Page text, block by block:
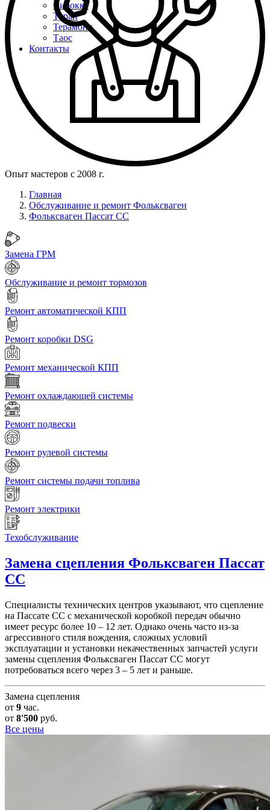
Сирокко
Туран
Терамонт
Таос
Контакты
Опыт мастеров с 2008 г.
Главная
Обслуживание и ремонт Фольксваген
Фольксваген Пассат СС
Замена ГРМ
Обслуживание и ремонт тормозов
Ремонт автоматической КПП
Ремонт коробки DSG
Ремонт механической КПП
Ремонт охлаждающей системы
Ремонт подвески
Ремонт рулевой системы
Ремонт системы подачи топлива
Ремонт электрики
Техобслуживание
Замена сцепления Фольксваген Пассат
СС
Специалисты технических центров указывают, что сцепление
на Пассате СС с механической коробкой передач обычно
имеет ресурс более 10 – 12 лет. Однако очень часто из-за
агрессивного стиля вождения, сложных условий
эксплуатации и установки некачественных запчастей услуги
замены сцепления Фольксваген Пассат СС могут
потребоваться всего через 3 – 5 лет и раньше.
Замена сцепления
от 9 час.
от 8'500 руб.
Все цены